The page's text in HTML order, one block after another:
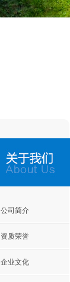
公司简介
资质荣誉
企业文化